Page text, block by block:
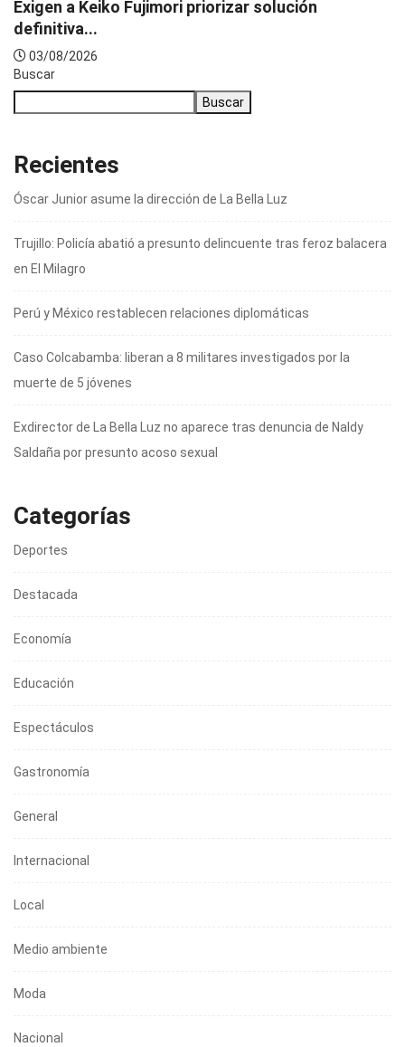
Exigen a Keiko Fujimori priorizar solución
definitiva...
03/08/2026
Buscar
Buscar
Recientes
Óscar Junior asume la dirección de La Bella Luz
Trujillo: Policía abatió a presunto delincuente tras feroz balacera
en El Milagro
Perú y México restablecen relaciones diplomáticas
Caso Colcabamba: liberan a 8 militares investigados por la
muerte de 5 jóvenes
Exdirector de La Bella Luz no aparece tras denuncia de Naldy
Saldaña por presunto acoso sexual
Categorías
Deportes
Destacada
Economía
Educación
Espectáculos
Gastronomía
General
Internacional
Local
Medio ambiente
Moda
Nacional